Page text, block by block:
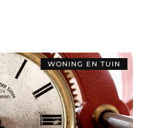
WONING EN TUIN